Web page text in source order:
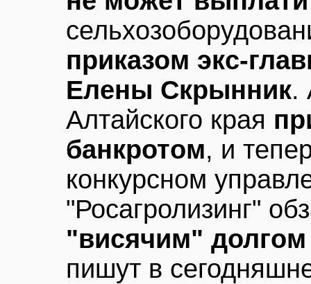
приказом экс-
Елены Скрынник.
Алтайского края
банкротом, и
конкурсном
"Росагролизинг"
"висячим"
пишут в